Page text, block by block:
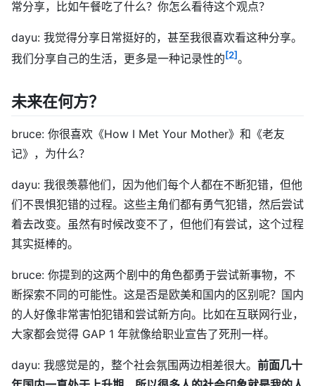
常分享，比如午餐吃了什么？你怎么看待这个观点？
dayu: 我觉得分享日常挺好的，甚至我很喜欢看这种分享。
我们分享自己的生活，更多是一种记录性的[2]。
未来在何方？
bruce: 你很喜欢《How I Met Your Mother》和《老友
记》，为什么？
dayu: 我很羡慕他们，因为他们每个人都在不断犯错，但他
们不畏惧犯错的过程。这些主角们都有勇气犯错，然后尝试
着去改变。虽然有时候改变不了，但他们有尝试，这个过程
其实挺棒的。
bruce: 你提到的这两个剧中的角色都勇于尝试新事物，不
断探索不同的可能性。这是否是欧美和国内的区别呢？国内
的人好像非常害怕犯错和尝试新方向。比如在互联网行业，
大家都会觉得 GAP 1 年就像给职业宣告了死刑一样。
dayu: 我感觉是的，整个社会氛围两边相差很大。 前面几十